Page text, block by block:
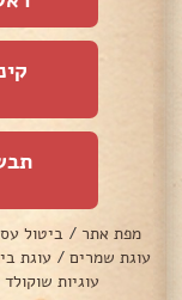
מפת אתר / ביטול
עוגת שמרים / עוגת
עוגיות